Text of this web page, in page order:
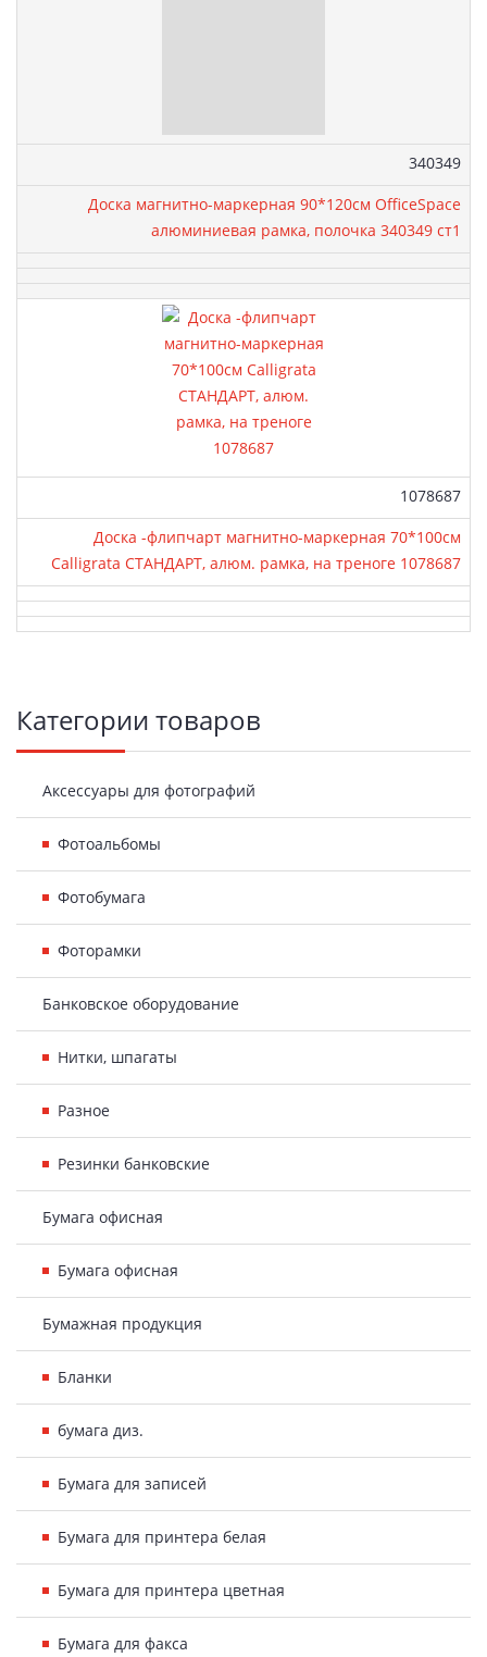
Артикул:
340349
Доска магнитно-маркерная 90*120см OfficeSpace
алюминиевая рамка, полочка 340349 ст1
Артикул:
1078687
Доска -флипчарт магнитно-маркерная 70*100см
Саlligrata СТАНДАРТ, алюм. рамка, на треноге 1078687
Боковая
панель
Категории товаров
Аксессуары для фотографий
Фотоальбомы
Фотобумага
Фоторамки
Банковское оборудование
Нитки, шпагаты
Разное
Резинки банковские
Бумага офисная
Бумага офисная
Бумажная продукция
Бланки
бумага диз.
Бумага для записей
Бумага для принтера белая
Бумага для принтера цветная
Бумага для факса